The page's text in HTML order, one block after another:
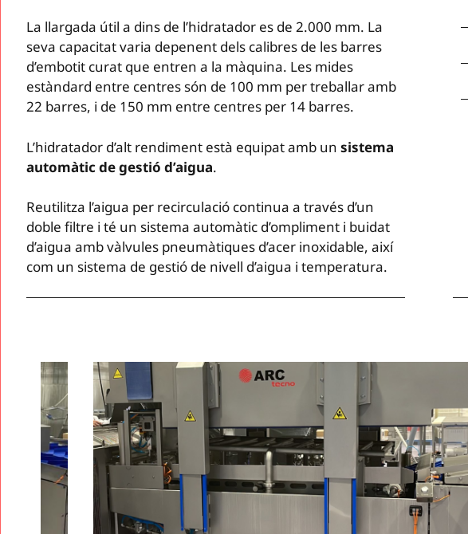
La llargada útil a dins de l’hidratador es de 2.000 mm. La
seva capacitat varia depenent dels calibres de les barres
d’embotit curat que entren a la màquina. Les mides
estàndard entre centres són de 100 mm per treballar amb
22 barres, i de 150 mm entre centres per 14 barres.
L’hidratador d’alt rendiment està equipat amb un sistema
automàtic de gestió d’aigua.
Reutilitza l’aigua per recirculació continua a través d’un
doble filtre i té un sistema automàtic d’ompliment i buidat
d’aigua amb vàlvules pneumàtiques d’acer inoxidable, així
com un sistema de gestió de nivell d’aigua i temperatura.